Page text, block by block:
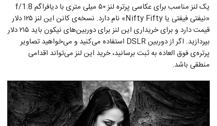
یک لنز مناسب برای عکاسی پرتره لنز ۵۰ میلی متری با دیافراگم f/1.8
«نیفتی فیفتی یا Nifty Fifty» نام دارد. نسخه‌ی کانن این لنز ۱۲۵ دلار
قیمت دارد و برای خریداری این لنز برای دوربین‌های نیکون باید ۲۱۵ دلار
بپردازید. اگر از دوربین DSLR استفاده می‌کنید و می‌خواهید تصاویر
پرتره‌ی فوق العاده به ثبت برسانید، خرید این لنز می‌تواند اقدامی
منطقی باشد.